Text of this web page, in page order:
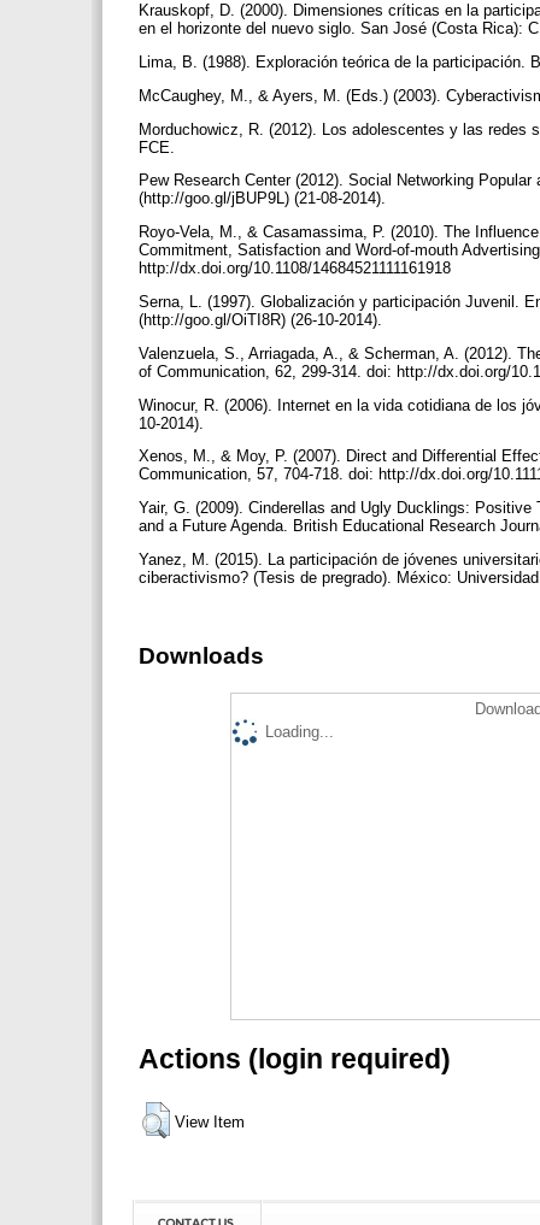
Krauskopf, D. (2000). Dimensiones críticas en la
en el horizonte del nuevo siglo. San José (Costa Rica):
Lima, B. (1988). Exploración teórica de la participación.
McCaughey, M., & Ayers, M. (Eds.) (2003).
Morduchowicz, R. (2012). Los adolescentes y las
FCE.
Pew Research Center (2012). Social Networking
(http://goo.gl/jBUP9L) (21-08-2014).
Royo-Vela, M., & Casamassima, P. (2010). The
Commitment, Satisfaction and Word-of-mouth
http://dx.doi.org/10.1108/14684521111161918
Serna, L. (1997). Globalización y participación Juvenil.
(http://goo.gl/OiTI8R) (26-10-2014).
Valenzuela, S., Arriagada, A., & Scherman, A. (2012).
of Communication, 62, 299-314. doi: http://dx.doi.org/
Winocur, R. (2006). Internet en la vida cotidiana de los
10-2014).
Xenos, M., & Moy, P. (2007). Direct and Differential
Communication, 57, 704-718. doi: http://dx.doi.org/
Yair, G. (2009). Cinderellas and Ugly Ducklings:
and a Future Agenda. British Educational Research
Yanez, M. (2015). La participación de jóvenes
ciberactivismo? (Tesis de pregrado). México:
Downloads
Loading...
Actions (login required)
View Item